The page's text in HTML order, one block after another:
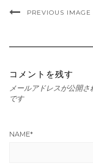
PREVIOUS IMAGE
コメントを残す
メールアドレスが公開さ
です
NAME*